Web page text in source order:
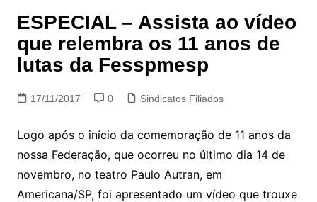
ESPECIAL – Assista ao vídeo
que relembra os 11 anos de
lutas da Fesspmesp
17/11/2017 0 Sindicatos Filiados
Logo após o início da comemoração de 11 anos da
nossa Federação, que ocorreu no último dia 14 de
novembro, no teatro Paulo Autran, em
Americana/SP, foi apresentado um vídeo que trouxe